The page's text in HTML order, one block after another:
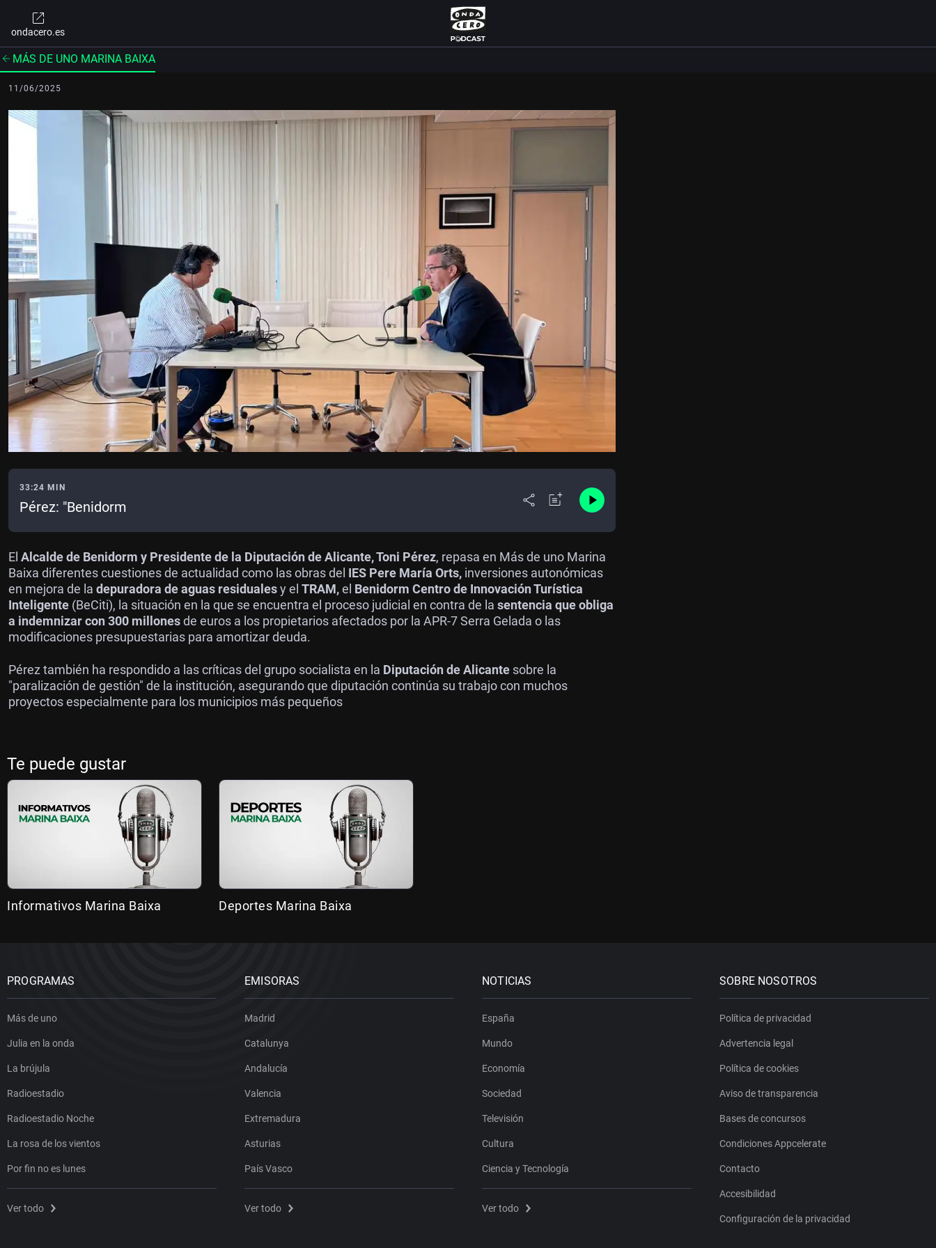
ondacero.es
MÁS DE UNO MARINA BAIXA
11/06/2025
33:24 MIN
Pérez: "Benidorm
El Alcalde de Benidorm y Presidente de la Diputación de Alicante, Toni Pérez, repasa en Más de uno Marina
Baixa diferentes cuestiones de actualidad como las obras del IES Pere María Orts, inversiones autonómicas
en mejora de la depuradora de aguas residualesy el TRAM,el Benidorm Centro de Innovación Turística
Inteligente (BeCiti), la situación en la que se encuentra el proceso judicial en contra de la sentencia que obliga
a indemnizar con 300 millonesde euros a los propietarios afectados por la APR-7 Serra Gelada o las
modificaciones presupuestarias para amortizar deuda.
Pérez también ha respondido a las críticas del grupo socialista en la Diputación de Alicante sobre la
"paralización de gestión" de la institución, asegurando que diputación continúa su trabajo con muchos
proyectos especialmente para los municipios más pequeños
Te puede gustar
Informativos Marina Baixa Deportes Marina Baixa
PROGRAMAS
Más de uno
Julia en la onda
La brújula
Radioestadio
Radioestadio Noche
La rosa de los vientos
Por fin no es lunes
Ver todo
EMISORAS
Madrid
Catalunya
Andalucía
Valencia
Extremadura
Asturias
País Vasco
Ver todo
NOTICIAS
España
Mundo
Economía
Sociedad
Televisión
Cultura
Ciencia y Tecnología
Ver todo
SOBRE NOSOTROS
Política de privacidad
Advertencia legal
Política de cookies
Aviso de transparencia
Bases de concursos
Condiciones Appcelerate
Contacto
Accesibilidad
Configuración de la privacidad